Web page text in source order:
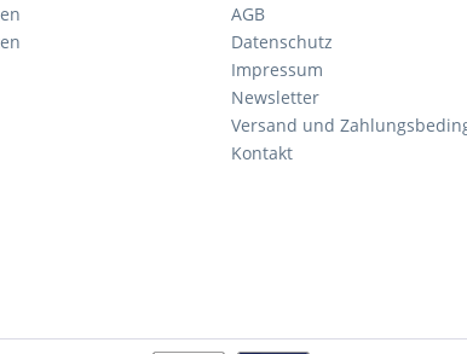
AGB
Datenschutz
Impressum
Newsletter
Versand und
Kontakt